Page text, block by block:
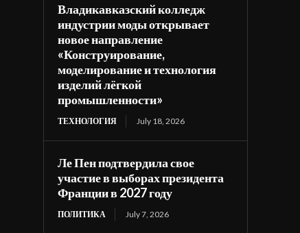
Владикавказский колледж
индустрии моды открывает
новое направление
«Конструирование,
моделирование и технология
изделий лёгкой
промышленности»
ТЕХНОЛОГИЯ July 18, 2026
Ле Пен подтвердила свое
участие в выборах президента
Франции в 2027 году
ПОЛИТИКА July 7, 2026